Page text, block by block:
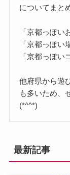
についてまと
「京都っぽい
「京都っぽい
「京都っぽい
他府県から遊
も多いため、
(*^^*)
最新記事